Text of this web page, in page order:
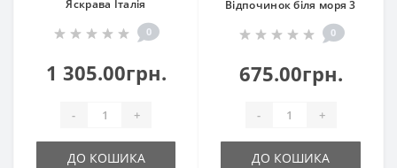
Яскрава Італія
0
1 305.00грн.
- +
ДО КОШИКА
Відпочинок біля моря 3
0
675.00грн.
- +
ДО КОШИКА